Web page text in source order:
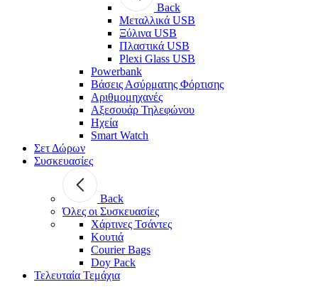
Back
Μεταλλικά USB
Ξύλινα USB
Πλαστικά USB
Plexi Glass USB
Powerbank
Βάσεις Ασύρματης Φόρτισης
Αριθμομηχανές
Αξεσουάρ Τηλεφώνου
Ηχεία
Smart Watch
Σετ Δώρων
Συσκευασίες
Back
Όλες οι Συσκευασίες
Χάρτινες Τσάντες
Κουτιά
Courier Bags
Doy Pack
Τελευταία Τεμάχια